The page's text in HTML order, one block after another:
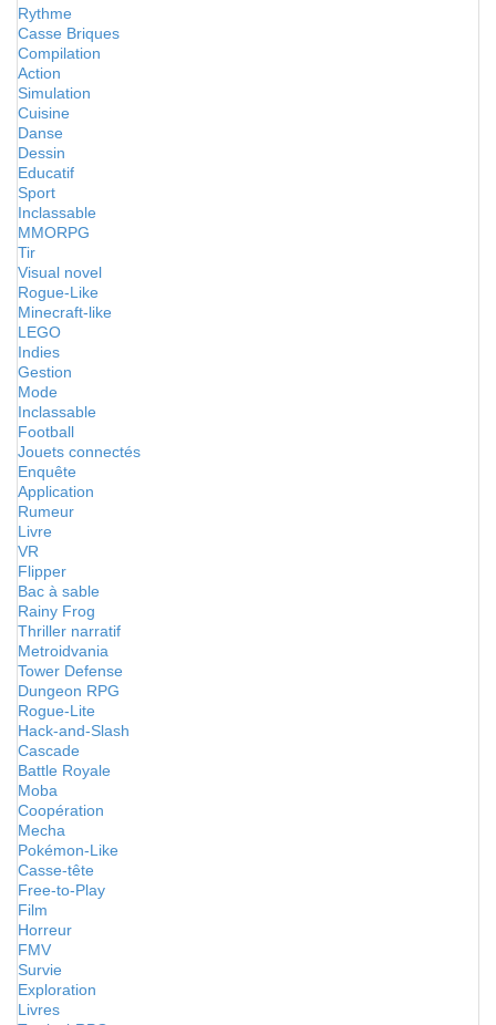
Rythme
Casse Briques
Compilation
Action
Simulation
Cuisine
Danse
Dessin
Educatif
Sport
Inclassable
MMORPG
Tir
Visual novel
Rogue-Like
Minecraft-like
LEGO
Indies
Gestion
Mode
Inclassable
Football
Jouets connectés
Enquête
Application
Rumeur
Livre
VR
Flipper
Bac à sable
Rainy Frog
Thriller narratif
Metroidvania
Tower Defense
Dungeon RPG
Rogue-Lite
Hack-and-Slash
Cascade
Battle Royale
Moba
Coopération
Mecha
Pokémon-Like
Casse-tête
Free-to-Play
Film
Horreur
FMV
Survie
Exploration
Livres